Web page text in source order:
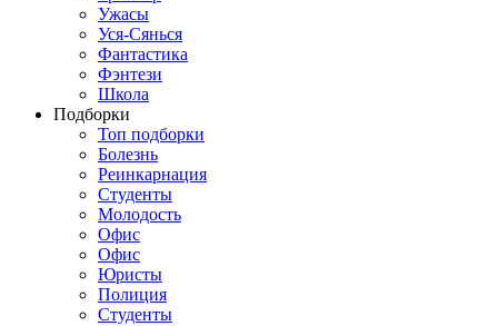
Ужасы
Уся-Сянься
Фантастика
Фэнтези
Школа
Подборки
Топ подборки
Болезнь
Реинкарнация
Студенты
Молодость
Офис
Офис
Юристы
Полиция
Студенты